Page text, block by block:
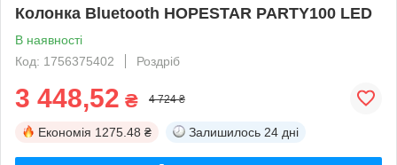
Колонка Bluetooth HOPESTAR PARTY100 LED
В наявності
Код: 1756375402
Роздріб
3 448,52 ₴ 4 724 ₴
Економія 1275.48 ₴ Залишилось 24 дні